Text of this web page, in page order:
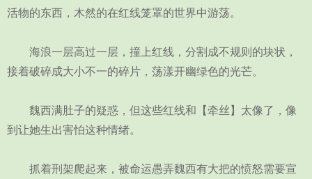
活物的东西，木然的在红线笼罩的世界中游荡。
海浪一层高过一层，撞上红线，分割成不规则的块状，
接着破碎成大小不一的碎片，荡漾开幽绿色的光芒。
魏西满肚子的疑惑，但这些红线和【牵丝】太像了，像
到让她生出害怕这种情绪。
抓着刑架爬起来，被命运愚弄魏西有大把的愤怒需要宣